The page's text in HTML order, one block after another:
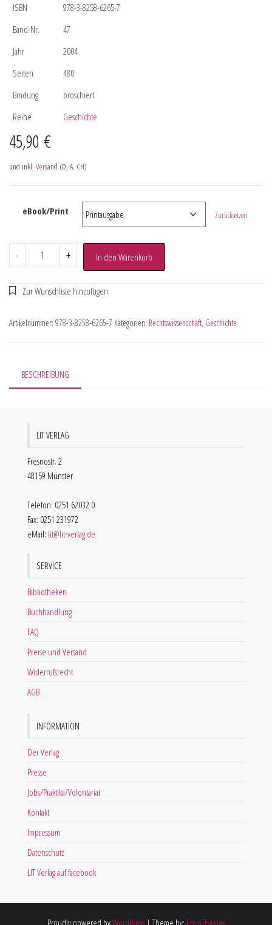
ISBN
978-3-8258-6265-7
Band-Nr.
47
Jahr
2004
Seiten
480
Bindung
broschiert
Reihe
Geschichte
45,90 €
und inkl. Versand (D, A, CH)
eBook/Print Zurücksetzen
- + In den Warenkorb
Artikelnummer: 978-3-8258-6265-7 Kategorien: Rechtswissenschaft, Geschichte
BESCHREIBUNG
LIT VERLAG
Fresnostr. 2
48159 Münster
Telefon: 0251 62032 0
Fax: 0251 231972
eMail: lit@lit-verlag.de
SERVICE
Bibliotheken
Buchhandlung
FAQ
Preise und Versand
Widerrufsrecht
AGB
INFORMATION
Der Verlag
Presse
Jobs/Praktika/Volontariat
Kontakt
Impressum
Datenschutz
LIT Verlag auf facebook
Proudly powered byWordPress | Theme by: EnvoThemes